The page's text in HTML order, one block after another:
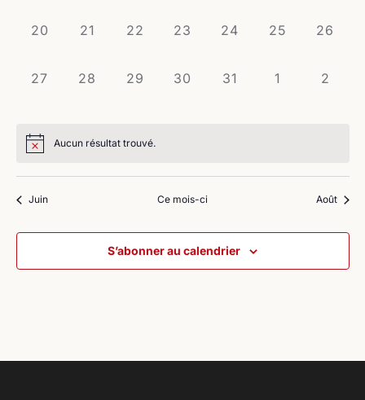
0
20
0
21
0
22
0
23
0
24
0
25
0
26
0
27
0
28
0
29
0
30
0
31
0
1
0
2
Aucun résultat trouvé.
Juin Ce mois-ci Août
S’abonner au calendrier